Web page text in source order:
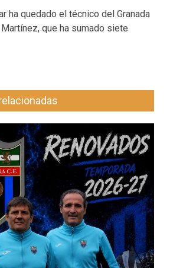
ha quedado el técnico del Granada
que ha sumado siete